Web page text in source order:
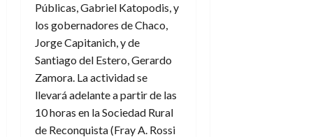
Públicas, Gabriel Katopodis, y
los gobernadores de Chaco,
Jorge Capitanich, y de
Santiago del Estero, Gerardo
Zamora. La actividad se
llevará adelante a partir de las
10 horas en la Sociedad Rural
de Reconquista (Fray A. Rossi